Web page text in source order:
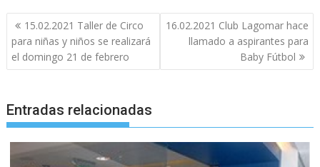
Navegación
de
entradas
15.02.2021 Taller de Circo
para niñas y niños se realizará
el domingo 21 de febrero
16.02.2021 Club Lagomar hace
llamado a aspirantes para
Baby Fútbol
Entradas relacionadas